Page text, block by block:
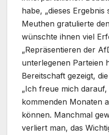
habe, „dieses Ergebnis
Meuthen gratulierte
wünschte ihnen viel
„Repräsentieren der
unterlegenen Parteien
Bereitschaft gezeigt,
„Ich freue mich
kommenden Monaten
können. Manchmal
verliert man, das